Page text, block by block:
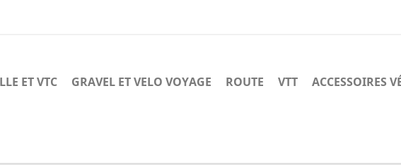
ET VTC GRAVEL ET VELO VOYAGE ROUTE VTT ACCESSOIRES